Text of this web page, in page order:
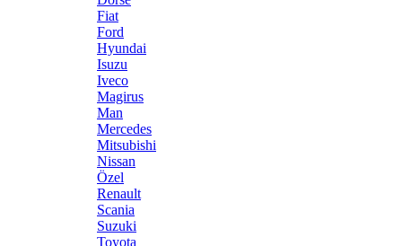
Fiat
Ford
Hyundai
Isuzu
Iveco
Magirus
Man
Mercedes
Mitsubishi
Nissan
Özel
Renault
Scania
Suzuki
Toyota